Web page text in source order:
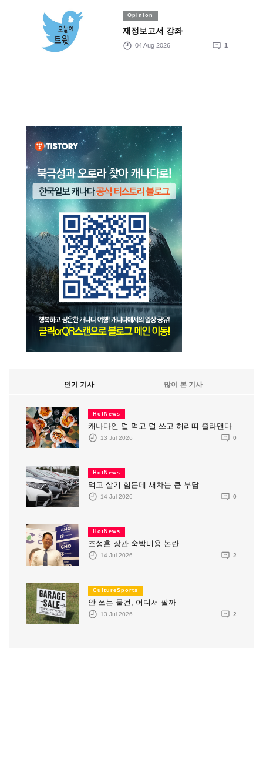
Opinion
재정보고서 강좌
04 Aug 2026 1
인기 기사 많이 본 기사
HotNews
캐나다인 덜 먹고 덜 쓰고 허리띠 졸라맨다
13 Jul 2026 0
HotNews
먹고 살기 힘든데 새차는 큰 부담
14 Jul 2026 0
HotNews
조성훈 장관 숙박비용 논란
14 Jul 2026 2
CultureSports
안 쓰는 물건, 어디서 팔까
13 Jul 2026 2